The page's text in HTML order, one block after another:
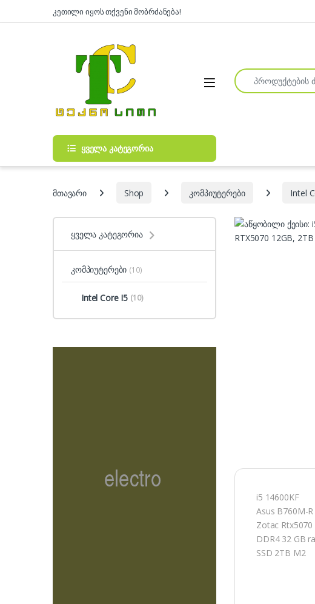
კეთილი იყოს თქვენი მობრძანება!
Open
Search for:
ყველა კატეგორია
მთავარი Shop კომპიუტერები Intel
i5 14600KF
Asus B760M-
Zotac Rtx5070
DDR4 32 GB
SSD 2TB M2
ყველა კატეგორია
კომპიუტერები (10)
Intel Core I5 (10)